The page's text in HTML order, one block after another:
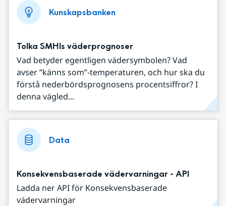
Kunskapsbanken
Tolka SMHIs väderprognoser
Vad betyder egentligen vädersymbolen? Vad
avser ”känns som”-temperaturen, och hur ska du
förstå nederbördsprognosens procentsiffror? I
denna vägled...
Data
Konsekvensbaserade vädervarningar - API
Ladda ner API för Konsekvensbaserade
vädervarningar